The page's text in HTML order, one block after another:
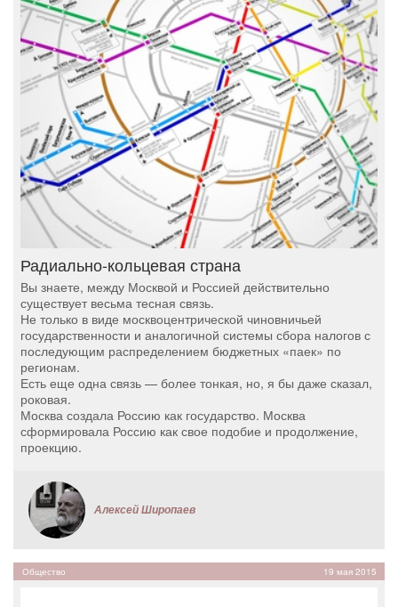
Радиально-кольцевая страна
Вы знаете, между Москвой и Россией действительно
существует весьма тесная связь.
Не только в виде москвоцентрической чиновничьей
государственности и аналогичной системы сбора налогов с
последующим распределением бюджетных «паек» по
регионам.
Есть еще одна связь — более тонкая, но, я бы даже сказал,
роковая.
Москва создала Россию как государство. Москва
сформировала Россию как свое подобие и продолжение,
проекцию.
Алексей Широпаев
Общество 19 мая 2015